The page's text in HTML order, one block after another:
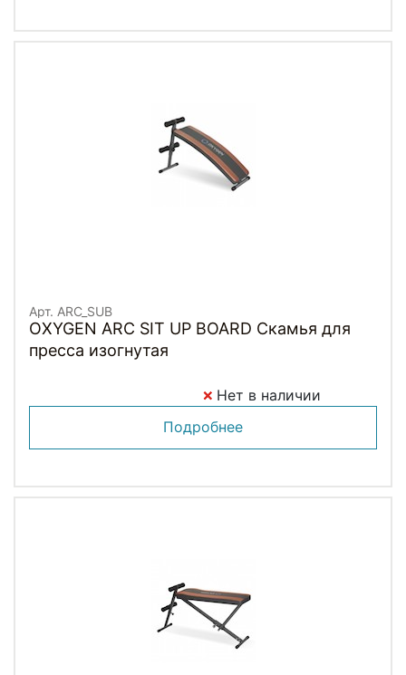
Арт. ARC_SUB
OXYGEN ARC SIT UP BOARD Скамья для
пресса изогнутая
Нет в наличии
Подробнее